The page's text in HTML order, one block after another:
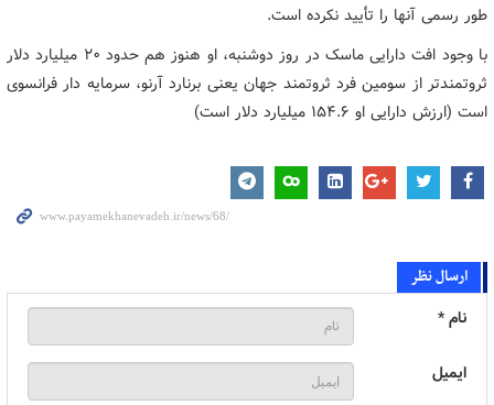
طور رسمی آنها را تأیید نکرده است.
با وجود افت دارایی ماسک در روز دوشنبه، او هنوز هم حدود 20 میلیارد دلار
ثروتمندتر از سومین فرد ثروتمند جهان یعنی برنارد آرنو، سرمایه دار فرانسوی
است (ارزش دارایی او 154.6 میلیارد دلار است)
ارسال نظر
نام *
ایمیل